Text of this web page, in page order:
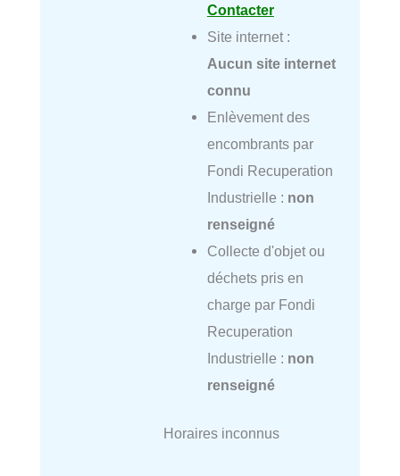
Contacter
Site internet :
Aucun site internet
connu
Enlèvement des
encombrants par
Fondi Recuperation
Industrielle : non
renseigné
Collecte d'objet ou
déchets pris en
charge par Fondi
Recuperation
Industrielle : non
renseigné
Horaires inconnus